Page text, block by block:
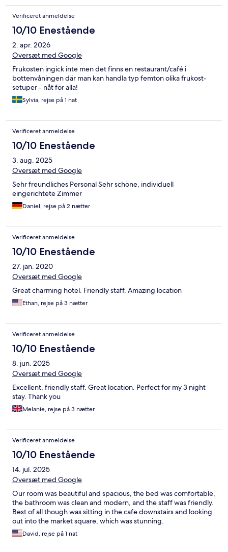
Verificeret anmeldelse
10/10 Enestående
2. apr. 2026
Oversæt med Google
Frukosten ingick inte men det finns en restaurant/café i
bottenvåningen där man kan handla typ femton olika frukost-
setuper - nåt för alla!
Sylvia, rejse på 1 nat
Verificeret anmeldelse
10/10 Enestående
3. aug. 2025
Oversæt med Google
Sehr freundliches Personal Sehr schöne, individuell
eingerichtete Zimmer
Daniel, rejse på 2 nætter
Verificeret anmeldelse
10/10 Enestående
27. jan. 2020
Oversæt med Google
Great charming hotel. Friendly staff. Amazing location
Ethan, rejse på 3 nætter
Verificeret anmeldelse
10/10 Enestående
8. jun. 2025
Oversæt med Google
Excellent, friendly staff. Great location. Perfect for my 3 night
stay. Thank you
Melanie, rejse på 3 nætter
Verificeret anmeldelse
10/10 Enestående
14. jul. 2025
Oversæt med Google
Our room was beautiful and spacious, the bed was comfortable,
the bathroom was clean and modern, and the staff was friendly.
Best of all though was sitting in the cafe downstairs and looking
out into the market square, which was stunning.
David, rejse på 1 nat